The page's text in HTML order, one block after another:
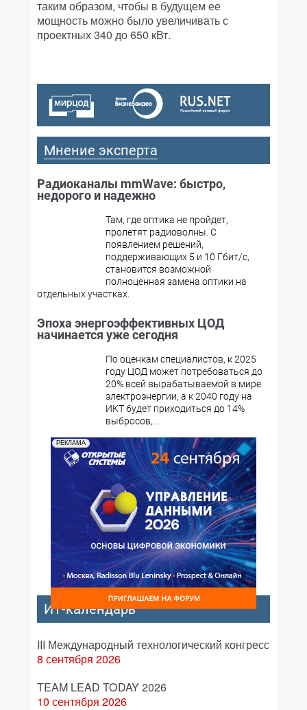
таким образом, чтобы в будущем ее
мощность можно было увеличивать с
проектных 340 до 650 кВт.
Мнение эксперта
Радиоканалы mmWave: быстро,
недорого и надежно
Там, где оптика не пройдет,
пролетят радиоволны. С
появлением решений,
поддерживающих 5 и 10 Гбит/с,
становится возможной
полноценная замена оптики на
отдельных участках.
Эпоха энергоэффективных ЦОД
начинается уже сегодня
По оценкам специалистов, к 2025
году ЦОД может потребоваться до
20% всей вырабатываемой в мире
электроэнергии, а к 2040 году на
ИКТ будет приходиться до 14%
выбросов,...
РЕКЛАМА
ИТ-календарь
III Международный технологический конгресс
8 сентября 2026
TEAM LEAD TODAY 2026
10 сентября 2026